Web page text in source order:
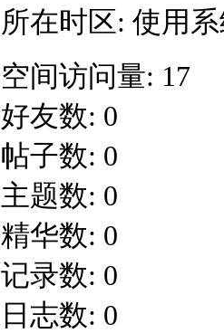
所在时区: 使用
空间访问量: 17
好友数: 0
帖子数: 0
主题数: 0
精华数: 0
记录数: 0
日志数: 0